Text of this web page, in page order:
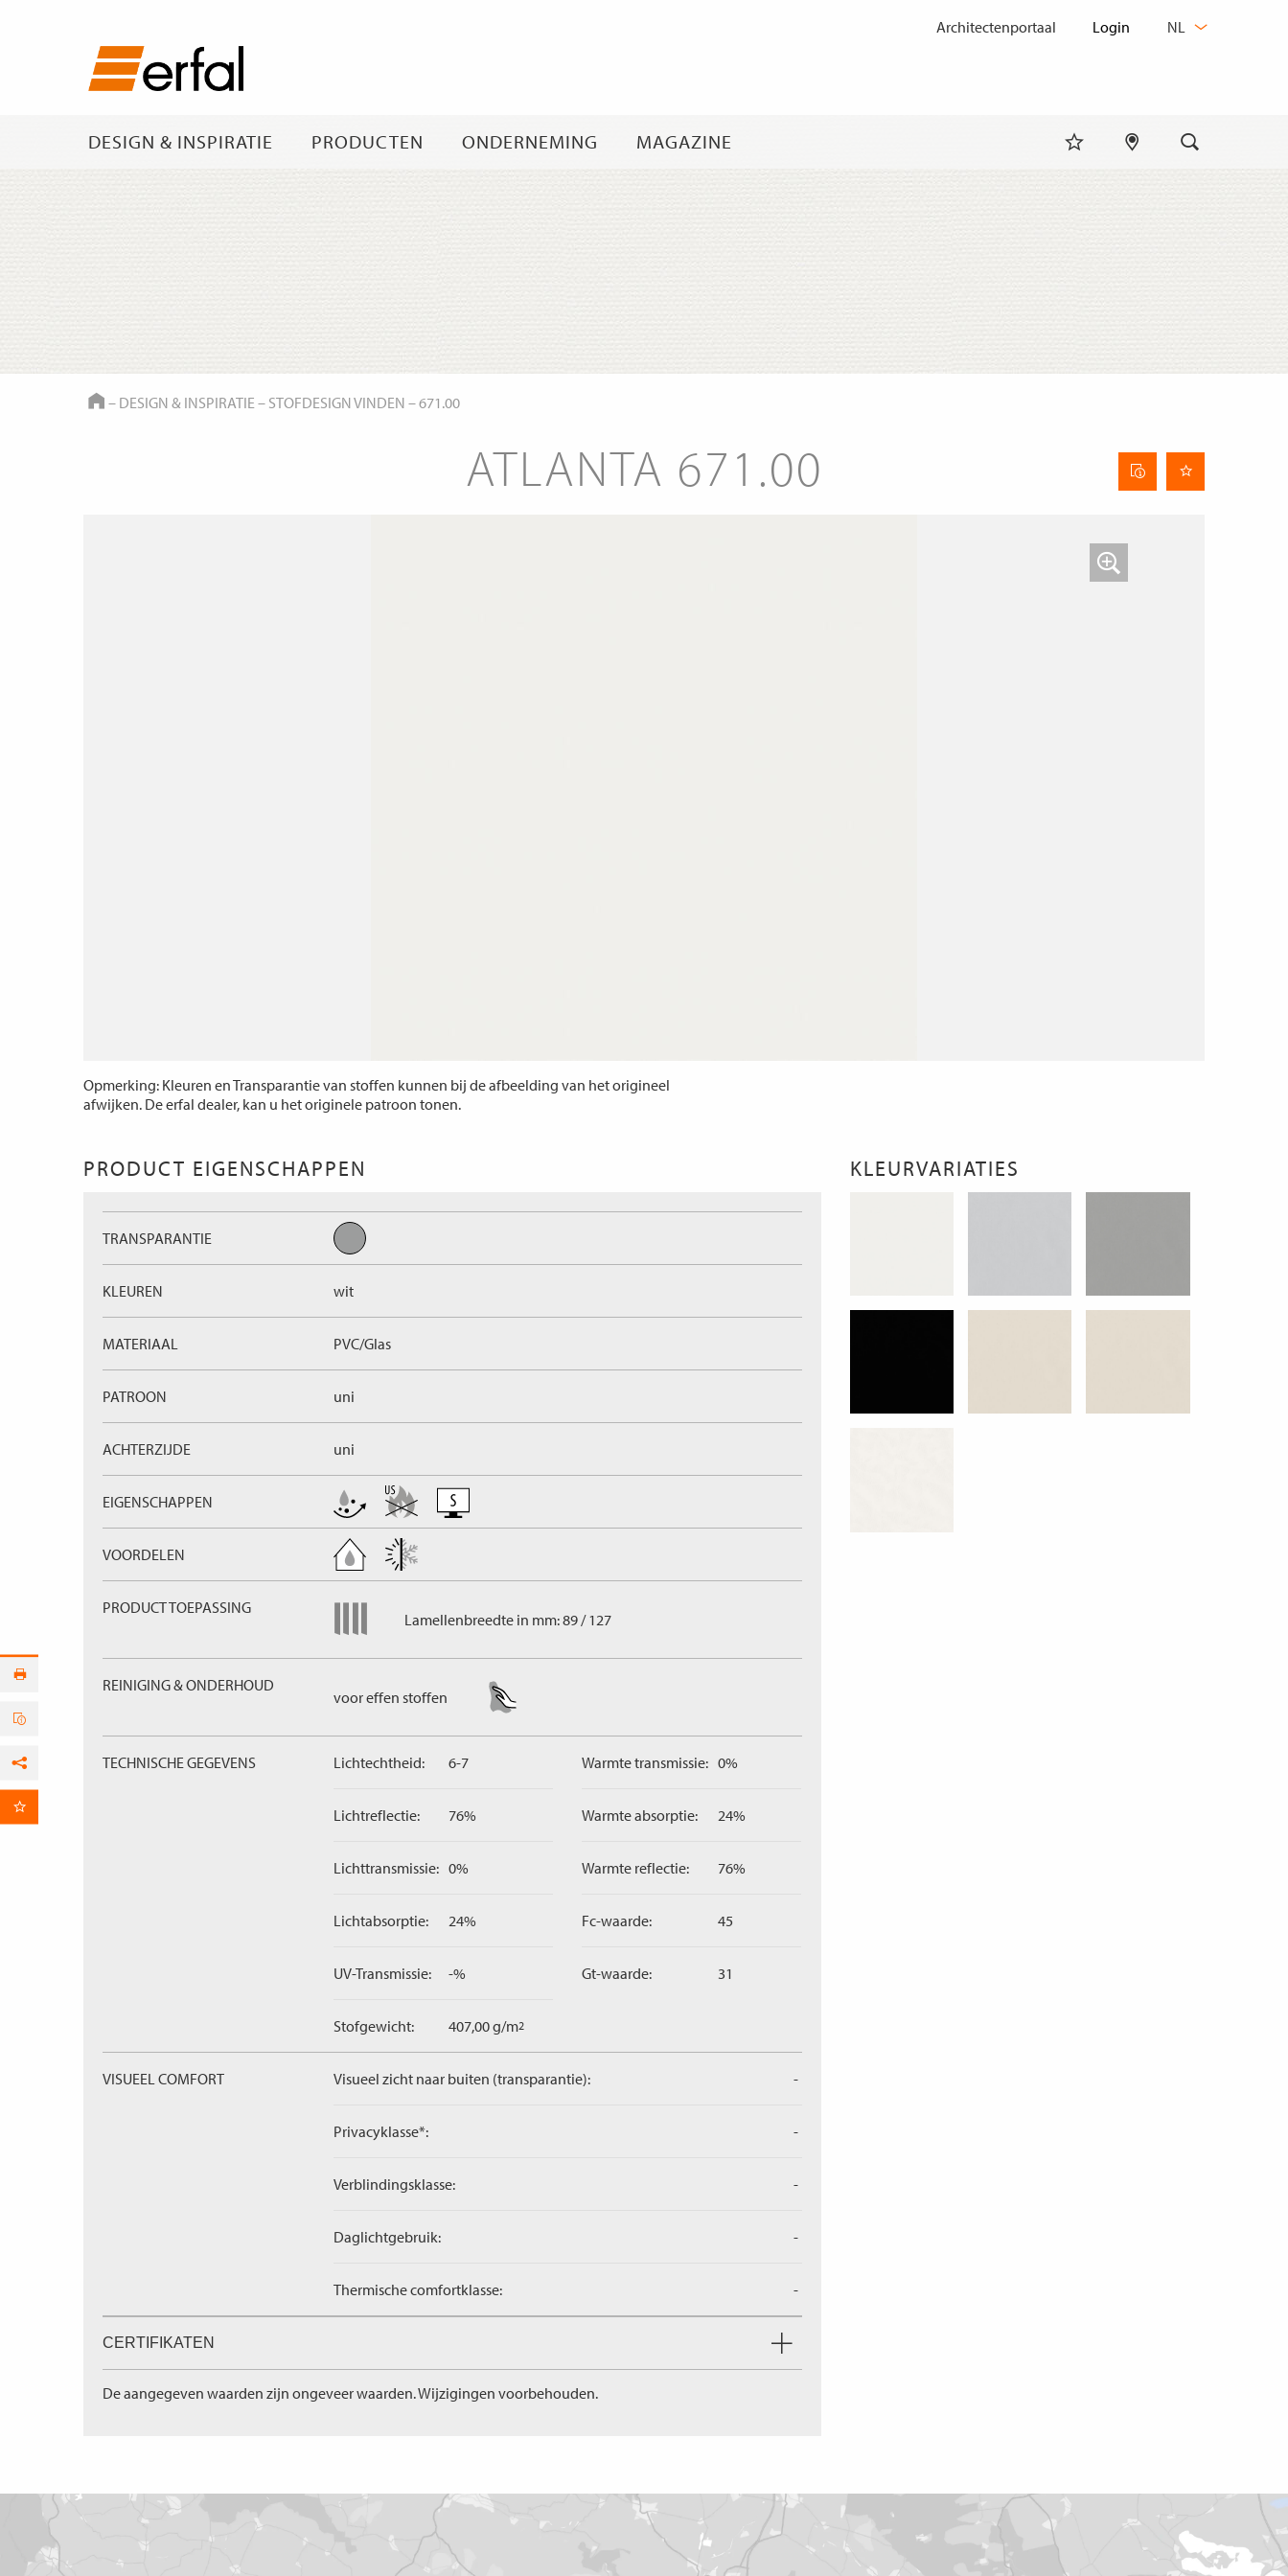
DESIGN & INSPIRATIE PRODUCTEN ONDERNEMING MAGAZINE
Architectenportaal
WIJZIGEN
NL
HOME
– DESIGN & INSPIRATIE– STOFDESIGN VINDEN –671.00
ATLANTA 671.00 Stofinformatieblad
Opmerking: Kleuren en Transparantie van stoffen kunnen bij de afbeelding van het origineel
afwijken. De erfal dealer, kan u het originele patroon tonen.
PRODUCT EIGENSCHAPPEN
TRANSPARANTIE
KLEUREN wit
MATERIAAL PVC/Glas
PATROON uni
ACHTERZIJDE uni
EIGENSCHAPPEN
VOORDELEN
PRODUCT TOEPASSING
Lamellenbreedte in mm: 89 / 127
REINIGING & ONDERHOUD
voor effen stoffen
TECHNISCHE GEGEVENS Lichtechtheid: 6-7
Lichtreflectie: 76%
Lichttransmissie: 0%
Lichtabsorptie: 24%
UV-Transmissie: -%
Stofgewicht: 407,00 g/m2
Warmte transmissie: 0%
Warmte absorptie: 24%
Warmte reflectie: 76%
Fc-waarde: 45
Gt-waarde: 31
VISUEEL COMFORT Visueel zicht naar buiten (transparantie): -
Privacyklasse*: -
Verblindingsklasse: -
Daglichtgebruik: -
Thermische comfortklasse: -
CERTIFIKATEN
De aangegeven waarden zijn ongeveer waarden. Wijzigingen voorbehouden.
KLEURVARIATIES